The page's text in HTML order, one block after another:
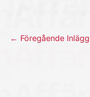
← Föregående Inlägg